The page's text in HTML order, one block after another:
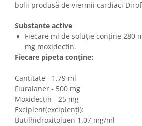
bolii produsă de viermii cardiaci
Substante active
Fiecare ml de soluție conține 280
mg moxidectin.
Fiecare pipeta conține:
Cantitate - 1.79 ml
Fluralaner - 500 mg
Moxidectin - 25 mg
Excipient(excipienți):
Butilhidroxitoluen 1.07 mg/ml